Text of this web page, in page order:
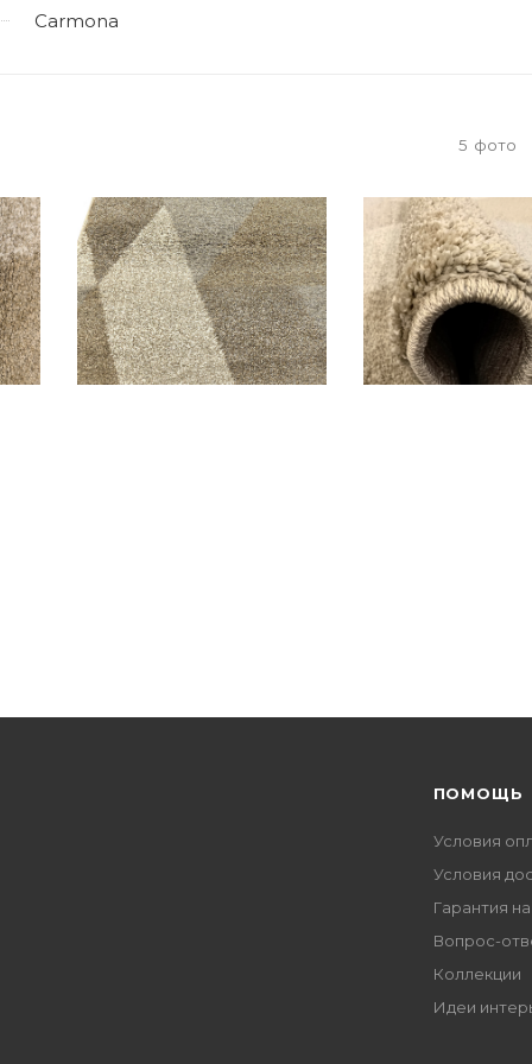
Carmona
5 фото
ПОМОЩЬ
Условия
Условия
Гарантия
Вопрос-
Коллекции
Идеи